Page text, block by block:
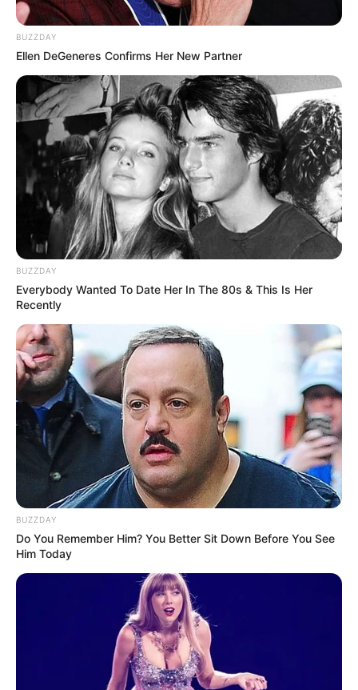
Hier für den nächsten Urlaub kostenlose Kataloge b
estellen.
Die schönsten Ausflugsziele und
Sehenswürdigkeiten in Baden-Württemberg:
Hier geht es zu denschönsten Ausflugszielen und
Sehenswürdigkeiten im ganzen Bundesland
schönsten Städte, sehenswerte
Schwarzwald sowie weitere Ausflugs- und
Urlaubsregionen.
BUZZDAY
Ellen DeGeneres Confirms Her New Partner
BUZZDAY
Everybody Wanted To Date Her In The 80s & This Is Her
Recently
BUZZDAY
Do You Remember Him? You Better Sit Down Before You See
Him Today